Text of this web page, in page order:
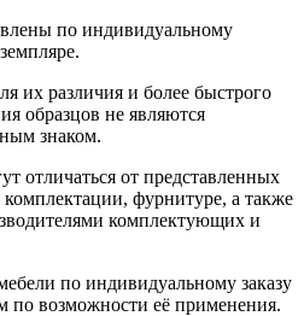
по индивидуальному
их различия и более быстрого
образцов не являются
знаком.
отличаться от представленных
комплектации, фурнитуре, а также
комплектующих и
по индивидуальному заказу
по возможности её применения.